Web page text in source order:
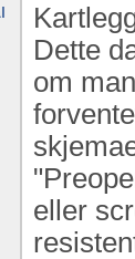
Dette
om
eller